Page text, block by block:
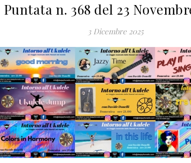
Puntata n. 368 del 23
3 Dicembre 2025